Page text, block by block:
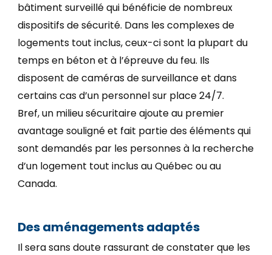
bâtiment surveillé qui bénéficie de nombreux
dispositifs de sécurité. Dans les complexes de
logements tout inclus, ceux-ci sont la plupart du
temps en béton et à l’épreuve du feu. Ils
disposent de caméras de surveillance et dans
certains cas d’un personnel sur place 24/7.
Bref, un milieu sécuritaire ajoute au premier
avantage souligné et fait partie des éléments qui
sont demandés par les personnes à la recherche
d’un logement tout inclus au Québec ou au
Canada.
Des aménagements adaptés
Il sera sans doute rassurant de constater que les